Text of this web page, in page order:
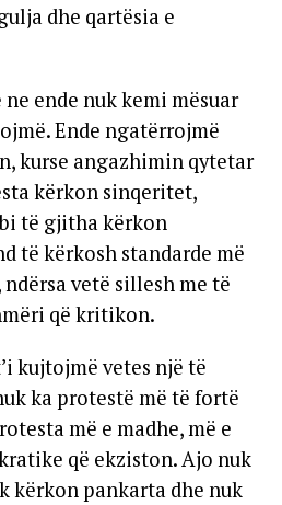
dhe qartësia e
ende nuk kemi mësuar
Ende ngatërrojmë
kurse angazhimin qytetar
kërkon sinqeritet,
të gjitha kërkon
të kërkosh standarde më
vetë sillesh me të
që kritikon.
kujtojmë vetes një të
ka protestë më të fortë
më e madhe, më e
që ekziston. Ajo nuk
kërkon pankarta dhe nuk